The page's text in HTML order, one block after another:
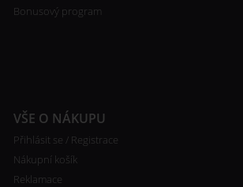
Bonusový program
VŠE O NÁKUPU
Přihlásit se / Registrace
Nákupní košík
Reklamace